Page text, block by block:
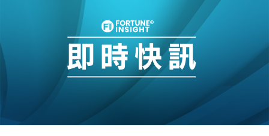
地產｜大酒店中期轉賺2300萬元 斥21億翻新香港及
國際｜特朗普赴洛杉磯高球場活動前 男子攜槍彈被捕
12:30
財經｜香港7月PMI回落至51 企業擴張放慢兼縮減人
財經｜黑石傳再籌逾360億美元 支援Anthropic租用